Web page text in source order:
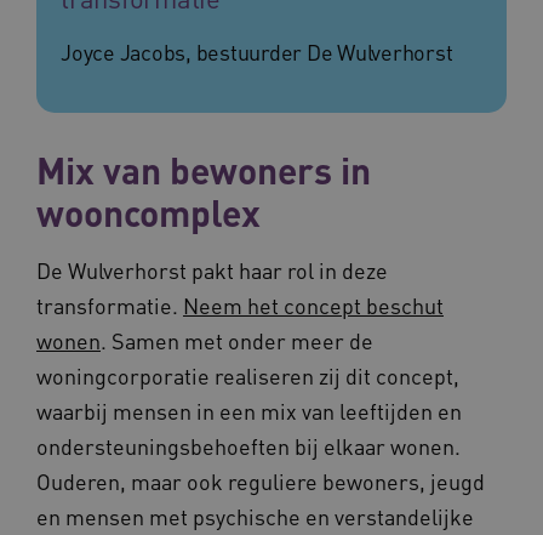
Joyce Jacobs, bestuurder De Wulverhorst
Mix van bewoners in
wooncomplex
De Wulverhorst pakt haar rol in deze
transformatie. Neem het concept beschut
wonen. Samen met onder meer de
woningcorporatie realiseren zij dit concept,
waarbij mensen in een mix van leeftijden en
ondersteuningsbehoeften bij elkaar wonen.
Ouderen, maar ook reguliere bewoners, jeugd
en mensen met psychische en verstandelijke
op uw privacy.
UMB_SESSION
www.vilans.nl
__Secure-YNID .youtube.com
__cf_bm
Cloudflare Inc.
.vimeo.com
Google Privacy Policy